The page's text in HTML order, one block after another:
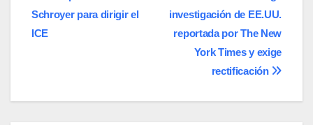
de
investigación de EE.UU.
reportada por The New
York Times y exige
rectificación
Schroyer para dirigir el
ICE